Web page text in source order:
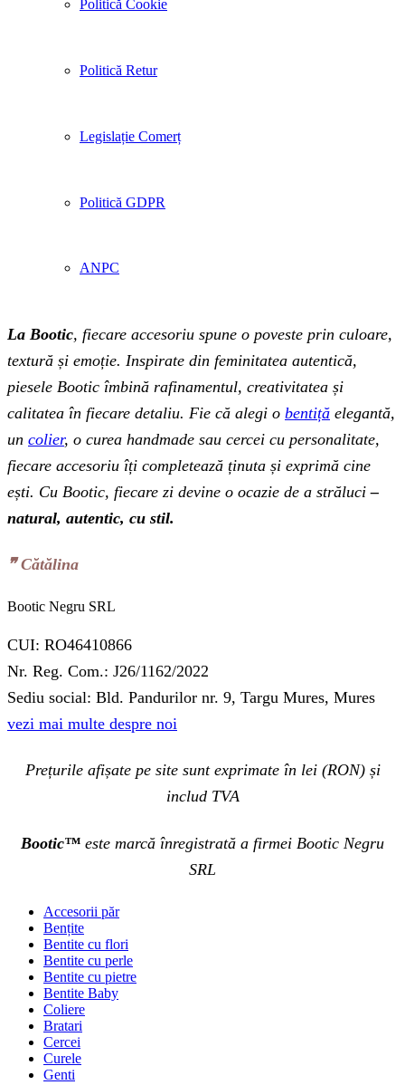
Politică Cookie
Politică Retur
Legislație Comerț
Politică GDPR
ANPC
La Bootic, fiecare accesoriu spune o poveste prin culoare,
textură și emoție. Inspirate din feminitatea autentică,
piesele Bootic îmbină rafinamentul, creativitatea și
calitatea în fiecare detaliu. Fie că alegi o bentiță elegantă,
un colier, o curea handmade sau cercei cu personalitate,
fiecare accesoriu îți completează ținuta și exprimă cine
ești. Cu Bootic, fiecare zi devine o ocazie de a străluci –
natural, autentic, cu stil.
❞‬ Cătălina
Bootic Negru SRL
CUI: RO46410866
Nr. Reg. Com.: J26/1162/2022
Sediu social: Bld. Pandurilor nr. 9, Targu Mures, Mures
vezi mai multe despre noi
Prețurile afișate pe site sunt exprimate în lei (RON) și
includ TVA
Bootic™ este marcă înregistrată a firmei Bootic Negru
SRL
Accesorii păr
Bențite
Bentite cu flori
Bentite cu perle
Bentite cu pietre
Bentite Baby
Coliere
Bratari
Cercei
Curele
Genti